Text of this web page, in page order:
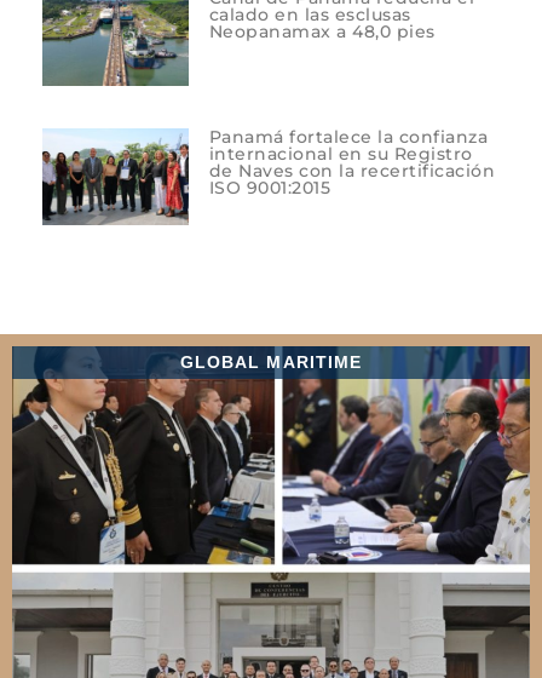
calado en las esclusas
Neopanamax a 48,0 pies
Panamá fortalece la confianza
internacional en su Registro
de Naves con la recertificación
ISO 9001:2015
GLOBAL MARITIME